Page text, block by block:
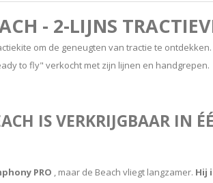
- 2-LIJNS
om de geneugten van tractie te ontdekken.
to fly" verkocht met zijn lijnen en handgrepen.
IS VERKRIJGBAAR IN
PRO , maar de Beach vliegt langzamer. Hij